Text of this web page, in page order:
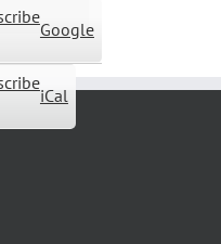
Google
iCal